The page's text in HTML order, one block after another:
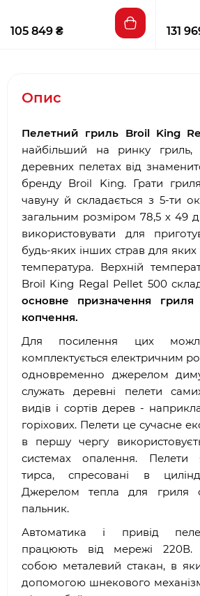
105 849 ₴ 131
Опис
Пелетний гриль Broil King
найбільший на ринку
деревних пелетах від
бренду Broil King. Грати
чавуну й складається з 5-ти
загальним розміром 78,5 х 49
використовувати для
будь-яких інших страв для яких
температура. Верхній
Broil King Regal Pellet 500
основне призначення гриля
копчення.
Для посилення цих
комплектується електричним
одновременно джерелом
служать деревні пелети
видів і сортів дерев -
горіхових. Пелети це сучасне
в першу чергу
системах опалення. Пелети
тирса, спресовані в
Джерелом тепла для гриля
пальник.
Автоматика і привід
працюють від мережі 220В.
собою металевий стакан, в
допомогою шнекового